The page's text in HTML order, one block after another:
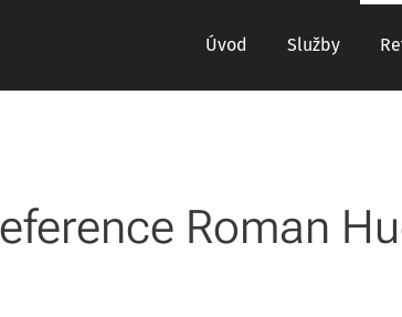
Úvod Služby
Roman